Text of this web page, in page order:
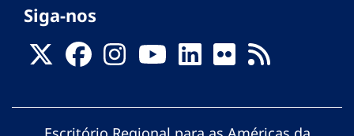
Siga-nos